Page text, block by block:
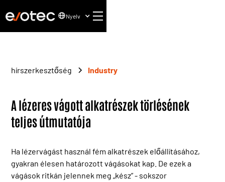
Nyelv
hírszerkesztőség Industry
A lézeres vágott alkatrészek törlésének
teljes útmutatója
Ha lézervágást használ fém alkatrészek előállításához,
gyakran élesen határozott vágásokat kap. De ezek a
vágások ritkán jelennek meg „kész” - sokszor